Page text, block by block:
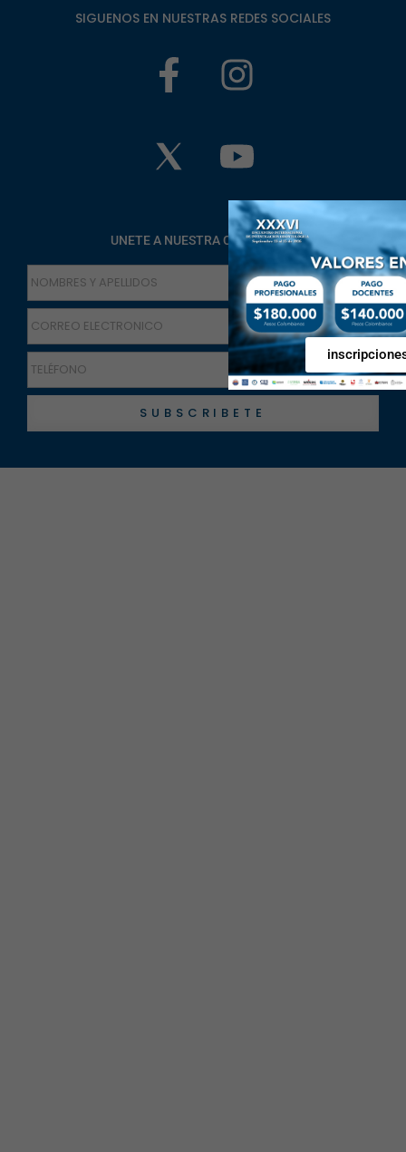
SIGUENOS EN NUESTRAS REDES SOCIALES
UNETE A NUESTRA COMUNIDAD
SUBSCRIBETE